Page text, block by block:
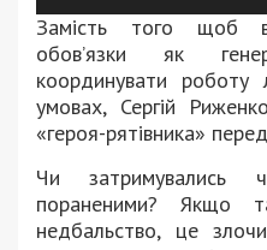
Замість того щоб
обовʼязки як
координувати роботу
умовах, Сергій
«героя-рятівника»
Чи
пораненими?
недбальство, це